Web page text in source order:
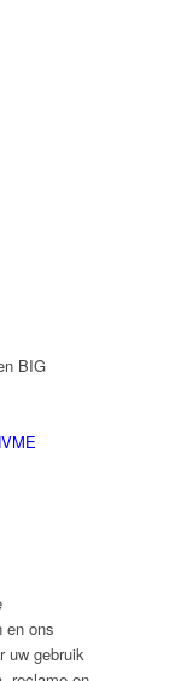
BIG
en ons
uw gebruik